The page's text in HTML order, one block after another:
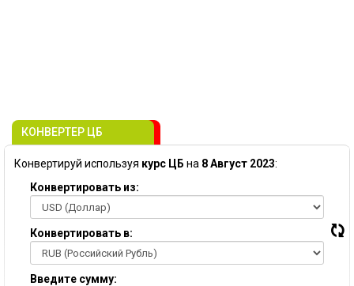
КОНВЕРТЕР ЦБ
Конвертируй используя курс ЦБ на 8 Август 2023:
Конвертировать из:
Конвертировать в:
Введите сумму: